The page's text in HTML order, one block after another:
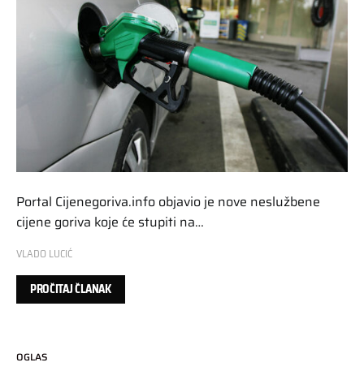
Portal Cijenegoriva.info objavio je nove neslužbene
cijene goriva koje će stupiti na…
VLADO LUCIĆ
PROČITAJ ČLANAK
OGLAS